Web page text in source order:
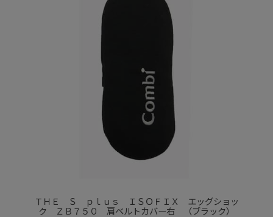
ＴＨＥ Ｓ ｐｌｕｓ ＩＳＯＦＩＸ エッグショッ
ク ＺＢ７５０ 肩ベルトカバー右 （ブラック）